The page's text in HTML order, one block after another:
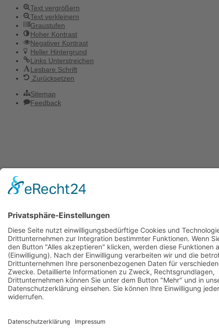
Text vergrößern
Text verkleinern
Graustufen
Hoher Kontrast
Negativer Kontrast
Heller Hintergrund
Links Unterstreichen
Lesbare Schrift
Zurücksetzen
Sitemap
Feedback